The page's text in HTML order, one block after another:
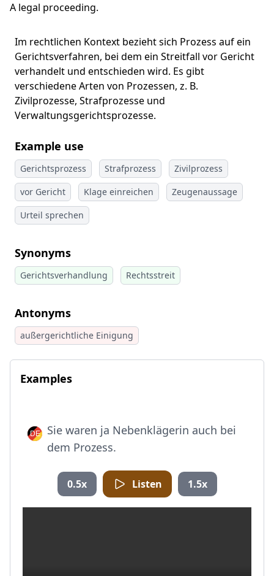
A legal proceeding.
Im rechtlichen Kontext bezieht sich Prozess auf ein
Gerichtsverfahren, bei dem ein Streitfall vor Gericht
verhandelt und entschieden wird. Es gibt
verschiedene Arten von Prozessen, z. B.
Zivilprozesse, Strafprozesse und
Verwaltungsgerichtsprozesse.
Example use
Gerichtsprozess Strafprozess
Zivilprozess
vor Gericht
Klage einreichen
Zeugenaussage
Urteil sprechen
Synonyms
Gerichtsverhandlung Rechtsstreit
Antonyms
außergerichtliche Einigung
Examples
Sie waren ja Nebenklägerin auch bei
dem Prozess.
0.5x Listen 1.5x